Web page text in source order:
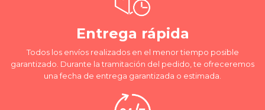
Entrega rápida
Todos los envíos realizados en el menor tiempo posible
garantizado. Durante la tramitación del pedido, te ofreceremos
una fecha de entrega garantizada o estimada.